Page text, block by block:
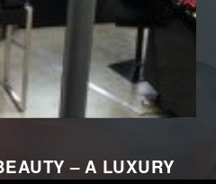
– A LUXURY